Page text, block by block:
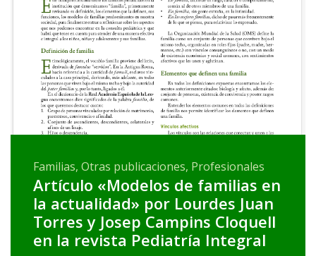
Familias, Otras publicaciones, Profesionales
Artículo «Modelos de familias en
la actualidad» por Lourdes Juan
Torres y Josep Campins Cloquell
en la revista Pediatría Integral